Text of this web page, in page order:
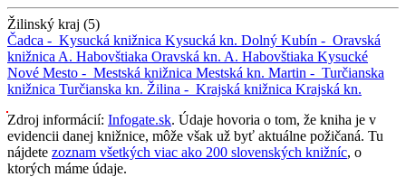
Žilinský kraj (5)
Čadca - Kysucká knižnica Kysucká kn. Dolný Kubín - Oravská
knižnica A. Habovštiaka Oravská kn. A. Habovštiaka Kysucké
Nové Mesto - Mestská knižnica Mestská kn. Martin - Turčianska
knižnica Turčianska kn. Žilina - Krajská knižnica Krajská kn.
Zdroj informácií: Infogate.sk. Údaje hovoria o tom, že kniha je v
evidencii danej knižnice, môže však už byť aktuálne požičaná. Tu
nájdete zoznam všetkých viac ako 200 slovenských knižníc, o
ktorých máme údaje.